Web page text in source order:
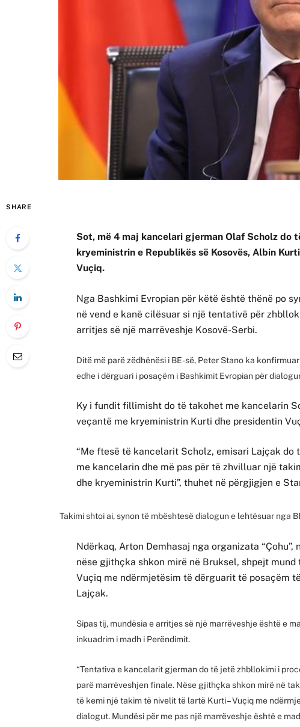
SHARE
Sot, më 4 maj kancelari gjerman Olaf Scholz do
kryeministrin e Republikës së Kosovës, Albin
Vuçiq.
Nga Bashkimi Evropian për këtë është thënë po
në vend e kanë cilësuar si një tentativë për
arritjes së një marrëveshje Kosovë-Serbi.
Ditë më parë zëdhënësi i BE-së, Peter Stano ka
edhe i dërguari i posaçëm i Bashkimit Evropian për
Ky i fundit fillimisht do të takohet me kancelarin
veçantë me kryeministrin Kurti dhe presidentin
“Me ftesë të kancelarit Scholz, emisari Lajçak do
me kancelarin dhe më pas për të zhvilluar një
dhe kryeministrin Kurti”, thuhet në përgjigjen e
Takimi shtoi ai, synon të mbështesë dialogun e lehtësuar nga
Ndërkaq, Arton Demhasaj nga organizata
nëse gjithçka shkon mirë në Bruksel, shpejt
Vuçiq me ndërmjetësim të dërguarit të posaçëm
Lajçak.
Sipas tij, mundësia e arritjes së një marrëveshje është e
inkuadrim i madh i Perëndimit.
“Tentativa e kancelarit gjerman do të jetë zhbllokimi i
parë marrëveshjen finale. Nëse gjithçka shkon mirë në
të kemi një takim të nivelit të lartë Kurti – Vuçiq me
dialogut. Mundësi për me pas një marrëveshje është e